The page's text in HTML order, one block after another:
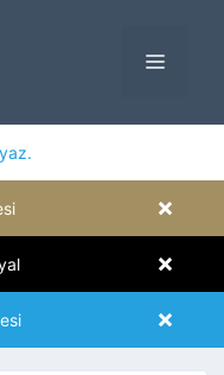
MENÜ
×
×
×